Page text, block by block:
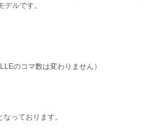
ルです。
のコマ数は変わりません）
っております。